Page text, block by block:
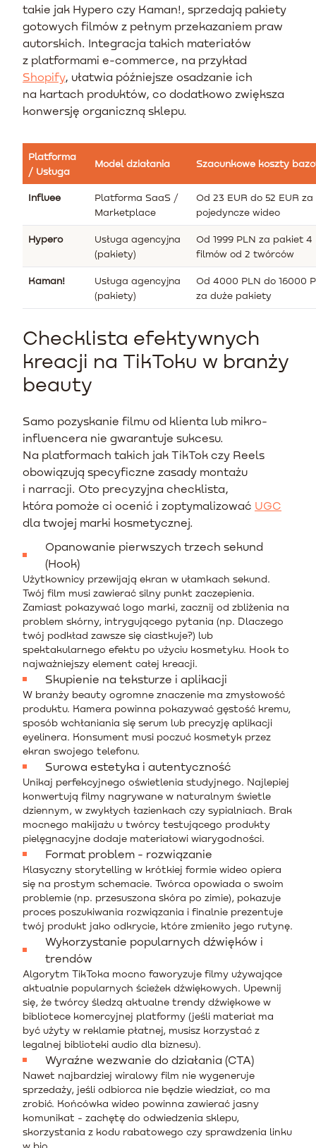
takie jak Hypero czy Kaman!, sprzedają pakiety
gotowych filmów z pełnym przekazaniem praw
autorskich. Integracja takich materiałów
z platformami e-commerce, na przykład
Shopify, ułatwia późniejsze osadzanie ich
na kartach produktów, co dodatkowo zwiększa
konwersję organiczną sklepu.
Platforma
/ Usługa
Model działania Szacunkowe koszty
Influee
Platforma SaaS /
Marketplace
Od 23 EUR do 52 EUR za
pojedyncze wideo
Hypero
Usługa agencyjna
(pakiety)
Od 1999 PLN za pakiet 4
filmów od 2 twórców
Kaman!
Usługa agencyjna
(pakiety)
Od 4000 PLN do 16000
za duże pakiety
Checklista efektywnych
kreacji na TikToku w branży
beauty
Samo pozyskanie filmu od klienta lub mikro-
influencera nie gwarantuje sukcesu.
Na platformach takich jak TikTok czy Reels
obowiązują specyficzne zasady montażu
i narracji. Oto precyzyjna checklista,
która pomoże ci ocenić i zoptymalizować UGC
dla twojej marki kosmetycznej.
Opanowanie pierwszych trzech sekund
(Hook)
Użytkownicy przewijają ekran w ułamkach sekund.
Twój film musi zawierać silny punkt zaczepienia.
Zamiast pokazywać logo marki, zacznij od zbliżenia na
problem skórny, intrygującego pytania (np. Dlaczego
twój podkład zawsze się ciastkuje?) lub
spektakularnego efektu po użyciu kosmetyku. Hook to
najważniejszy element całej kreacji.
Skupienie na teksturze i aplikacji
W branży beauty ogromne znaczenie ma zmysłowość
produktu. Kamera powinna pokazywać gęstość kremu,
sposób wchłaniania się serum lub precyzję aplikacji
eyelinera. Konsument musi poczuć kosmetyk przez
ekran swojego telefonu.
Surowa estetyka i autentyczność
Unikaj perfekcyjnego oświetlenia studyjnego. Najlepiej
konwertują filmy nagrywane w naturalnym świetle
dziennym, w zwykłych łazienkach czy sypialniach. Brak
mocnego makijażu u twórcy testującego produkty
pielęgnacyjne dodaje materiałowi wiarygodności.
Format problem - rozwiązanie
Klasyczny storytelling w krótkiej formie wideo opiera
się na prostym schemacie. Twórca opowiada o swoim
problemie (np. przesuszona skóra po zimie), pokazuje
proces poszukiwania rozwiązania i finalnie prezentuje
twój produkt jako odkrycie, które zmieniło jego rutynę.
Wykorzystanie popularnych dźwięków i
trendów
Algorytm TikToka mocno faworyzuje filmy używające
aktualnie popularnych ścieżek dźwiękowych. Upewnij
się, że twórcy śledzą aktualne trendy dźwiękowe w
bibliotece komercyjnej platformy (jeśli materiał ma
być użyty w reklamie płatnej, musisz korzystać z
legalnej biblioteki audio dla biznesu).
Wyraźne wezwanie do działania (CTA)
Nawet najbardziej wiralowy film nie wygeneruje
sprzedaży, jeśli odbiorca nie będzie wiedział, co ma
zrobić. Końcówka wideo powinna zawierać jasny
komunikat - zachętę do odwiedzenia sklepu,
skorzystania z kodu rabatowego czy sprawdzenia linku